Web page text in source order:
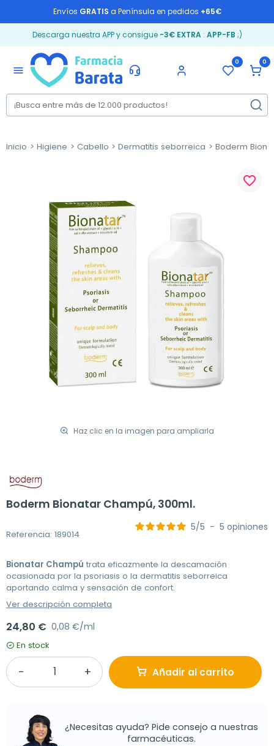
Envíos GRATIS a Península en pedidos +65€
Descarga nuestra APP y consigue -3€ EXTRA: APP-FB ;)
menu
0 0
Inicio Higiene Cabello Dermatitis seborreica Boderm
Haz clic en la imagen para ampliarla
favorite_border
Boderm Bionatar Champú, 300ml.
Referencia: 189014
5/5 - 5 opiniones
Bionatar Champú trata eficazmente la descamación
ocasionada por la psoriasis o la dermatitis seborreica
aportando calma y sensación de confort.
Ver descripción completa
24,80 € 0,08 €/ml
En stock
Añadir al carrito
¿Necesitas ayuda? Pide consejo a nuestras
farmacéuticas.